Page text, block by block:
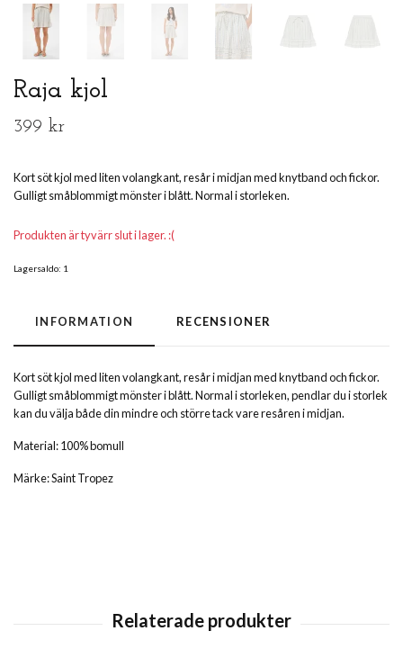
Raja kjol
399 kr
Kort söt kjol med liten volangkant, resår i midjan med knytband och fickor.
Gulligt småblommigt mönster i blått. Normal i storleken.
Produkten är tyvärr slut i lager. :(
Lagersaldo: 1
INFORMATION RECENSIONER
Kort söt kjol med liten volangkant, resår i midjan med knytband och fickor.
Gulligt småblommigt mönster i blått. Normal i storleken, pendlar du i storlek
kan du välja både din mindre och större tack vare resåren i midjan.
Material: 100% bomull
Märke: Saint Tropez